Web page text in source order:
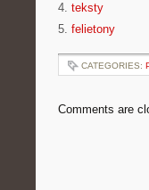
4. teksty
5. felietony
CATEGORIES:
Comments are